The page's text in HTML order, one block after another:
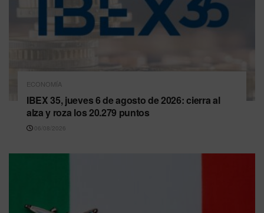
ECONOMÍA
IBEX 35, jueves 6 de agosto de 2026: cierra al
alza y roza los 20.279 puntos
06/08/2026